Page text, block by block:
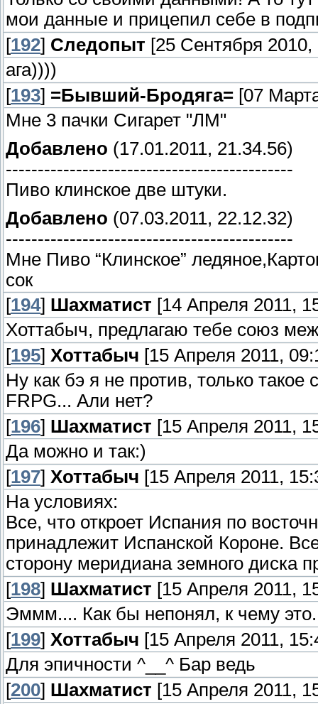
мои данные и прицепил себе в
[192] Следопыт [25 Сентября 2010,
ага))))
[193] =Бывший-Бродяга= [07
Мне 3 пачки Сигарет "ЛМ"
Добавлено (17.01.2011, 21.34.56)
---------------------------------------------
Пиво клинское две штуки.
Добавлено (07.03.2011, 22.12.32)
---------------------------------------------
Мне Пиво “Клинское”
сок
[194] Шахматист [14 Апреля 2011,
Хоттабыч, предлагаю тебе союз
[195] Хоттабыч [15 Апреля 2011,
Ну как бэ я не против, только
FRPG... Али нет?
[196] Шахматист [15 Апреля 2011,
Да можно и так:)
[197] Хоттабыч [15 Апреля 2011,
На условиях:
Все, что откроет Испания по
принадлежит Испанской Короне.
сторону меридиана земного диска
[198] Шахматист [15 Апреля 2011,
Эммм.... Как бы непонял, к чему это.
[199] Хоттабыч [15 Апреля 2011,
Для эпичности ^__^ Бар ведь
[200] Шахматист [15 Апреля 2011,